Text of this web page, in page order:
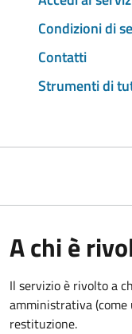
Condizioni di
Contatti
Strumenti di
A chi è
Il servizio è rivolto a
amministrativa
restituzione.